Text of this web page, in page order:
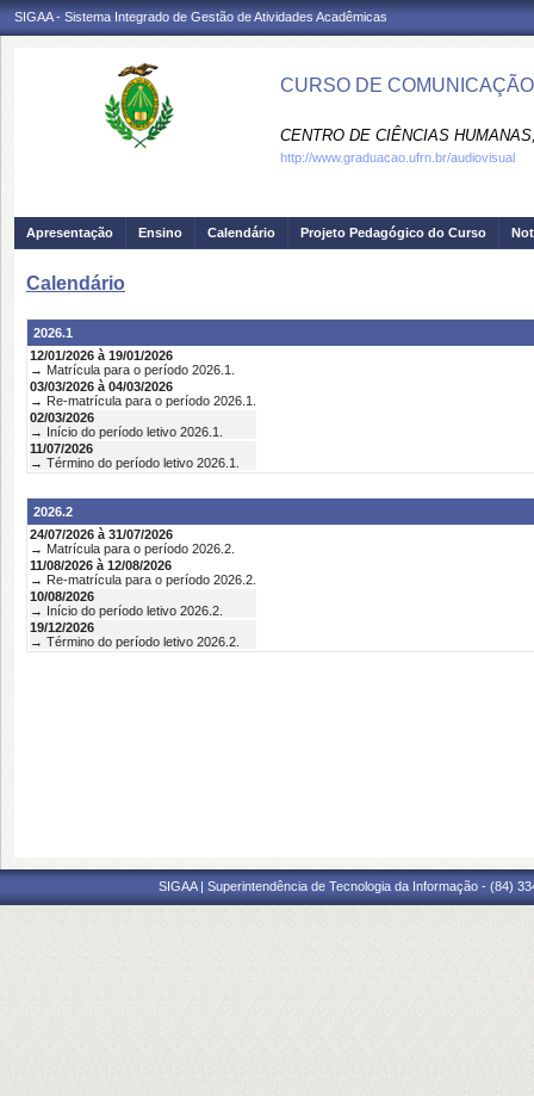
SIGAA - Sistema Integrado de Gestão de Atividades Acadêmicas
CURSO DE
CENTRO DE CIÊNCIAS
http://www.graduacao.ufrn.br/audiovisual
Apresentação Ensino Calendário Projeto Pedagógico do Curso
Calendário
2026.1
12/01/2026 à 19/01/2026
→ Matrícula para o período 2026.1.
03/03/2026 à 04/03/2026
→ Re-matrícula para o período 2026.1.
02/03/2026
→ Início do período letivo 2026.1.
11/07/2026
→ Término do período letivo 2026.1.
2026.2
24/07/2026 à 31/07/2026
→ Matrícula para o período 2026.2.
11/08/2026 à 12/08/2026
→ Re-matrícula para o período 2026.2.
10/08/2026
→ Início do período letivo 2026.2.
19/12/2026
→ Término do período letivo 2026.2.
SIGAA | Superintendência de Tecnologia da Informação - (84)